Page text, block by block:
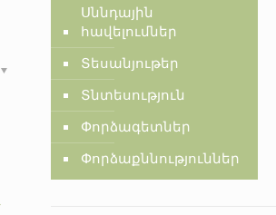
Սննդային
հավելումներ
Տեսանյութեր
Տնտեսություն
Փորձագետներ
Փորձաքննություններ